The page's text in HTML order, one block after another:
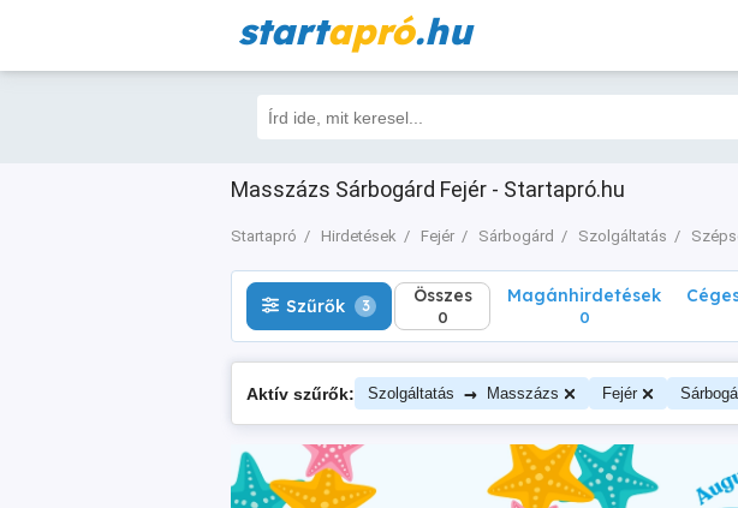
startapró.hu
Masszázs Sárbogárd Fejér - Startapró.hu
Startapró Hirdetések Fejér Sárbogárd Szolgáltatás
Szűrők 3 Összes
0
Szűrők 3 Összes
0
Magánhirdetések
0
Aktív szűrők: Szolgáltatás → Masszázs Fejér